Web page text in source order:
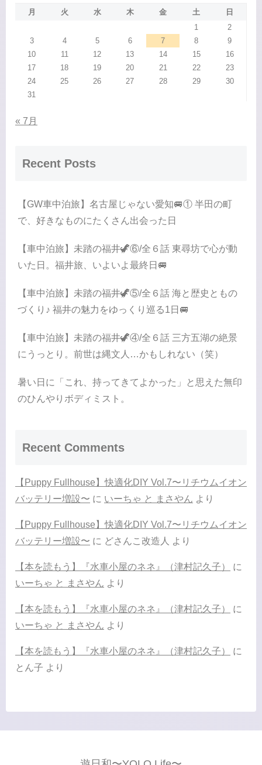
月 火 水 木 金 土
日
1
2
3
4 5 6 7 8
9
10
11 12 13 14 15
16
17
18 19 20 21 22
23
24
25 26 27 28 29
30
31
« 7月
Recent Posts
【GW車中泊旅】名古屋じゃない愛知🚐① 半田の町
で、好きなものにたくさん出会った日
【車中泊旅】未踏の福井🦖⑥/全６話 東尋坊で心が動
いた日。福井旅、いよいよ最終日🚐
【車中泊旅】未踏の福井🦖⑤/全６話 海と歴史ともの
づくり♪ 福井の魅力をゆっくり巡る1日🚐
【車中泊旅】未踏の福井🦖④/全６話 三方五湖の絶景
にうっとり。前世は縄文人…かもしれない（笑）
暑い日に「これ、持ってきてよかった」と思えた無印
のひんやりボディミスト。
Recent Comments
【Puppy Fullhouse】快適化DIY Vol.7〜リチウムイオン
バッテリー増設〜 に いーちゃ と まさやん より
【Puppy Fullhouse】快適化DIY Vol.7〜リチウムイオン
バッテリー増設〜 に どさんこ改造人 より
【本を読もう】『水車小屋のネネ』（津村記久子）
に
いーちゃ と まさやん より
【本を読もう】『水車小屋のネネ』（津村記久子）
に
いーちゃ と まさやん より
【本を読もう】『水車小屋のネネ』（津村記久子）
に
とん子 より